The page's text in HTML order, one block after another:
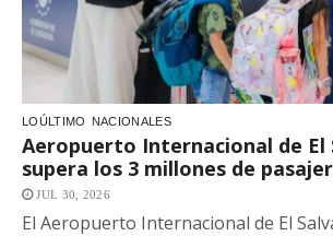
LOÚLTIMO NACIONALES
Aeropuerto Internacional de El
supera los 3 millones de
JUL 30, 2026
El Aeropuerto Internacional de El